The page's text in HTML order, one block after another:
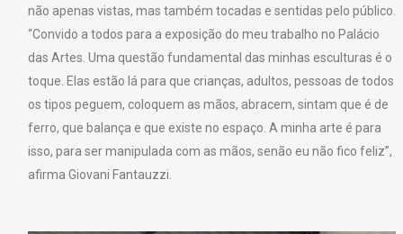
não apenas vistas, mas também tocadas e sentidas pelo público.
“Convido a todos para a exposição do meu trabalho no Palácio
das Artes. Uma questão fundamental das minhas esculturas é o
toque. Elas estão lá para que crianças, adultos, pessoas de todos
os tipos peguem, coloquem as mãos, abracem, sintam que é de
ferro, que balança e que existe no espaço. A minha arte é para
isso, para ser manipulada com as mãos, senão eu não fico feliz”,
afirma Giovani Fantauzzi.